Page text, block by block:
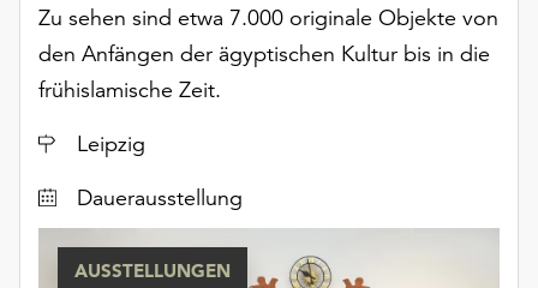
Einstellungen
über
die
Schaltfläche
Informationen
finden
Zu sehen sind etwa 7.000 originale Objekte von
den Anfängen der ägyptischen Kultur bis in die
frühislamische Zeit.
Ort
Leipzig
Dauerausstellung
AUSSTELLUNGEN